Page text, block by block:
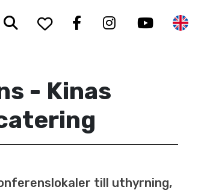
Sök To your saved
Facebook
Instagram
- Kinas
till uthyrning,